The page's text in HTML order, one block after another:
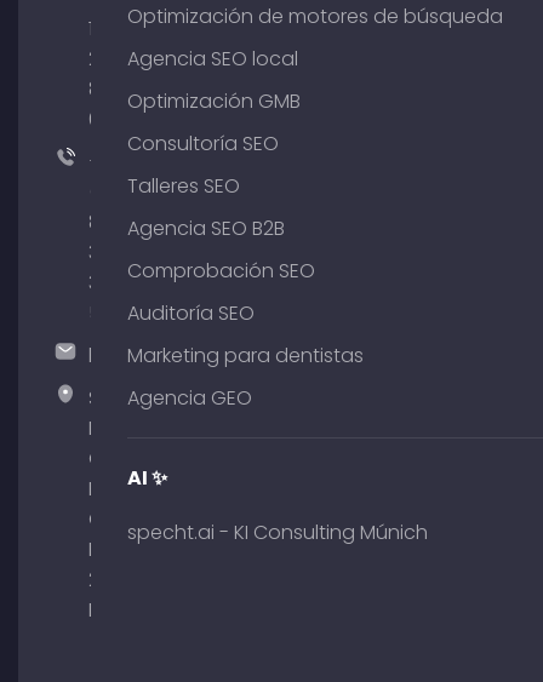
176
204
801
64
+49
89
380
375
hallo@timospecht.de
Specht
Marketing
GmbH –
Palais am
Obelisk
Briennerstr.
29 80333
Múnich
Optimización de motores de búsqueda
Agencia SEO local
Optimización GMB
Consultoría SEO
Talleres SEO
Agencia SEO B2B
Comprobación SEO
Auditoría SEO
Marketing para dentistas
Agencia GEO
AI ✨
specht.ai - KI Consulting Múnich